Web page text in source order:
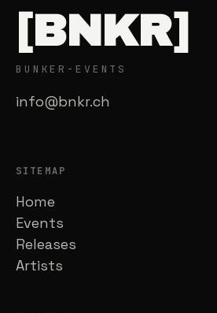
[BNKR]
BUNKER-EVENTS
info@bnkr.ch
SITEMAP
Home
Events
Releases
Artists